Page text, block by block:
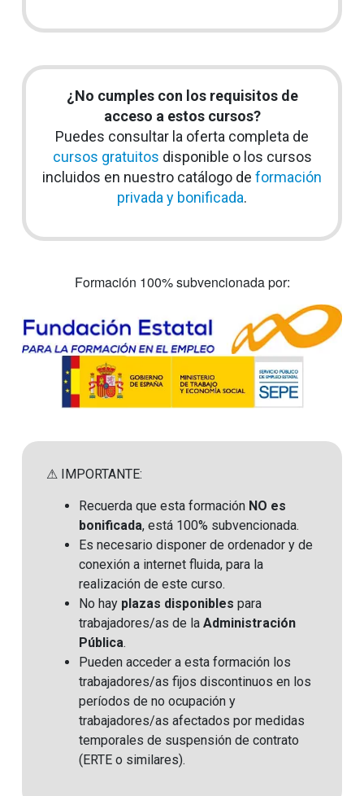
¿No cumples con los requisitos de
acceso a estos cursos?
Puedes consultar la oferta completa de
cursos gratuitos disponible o los cursos
incluidos en nuestro catálogo de formación
privada y bonificada.
Formación 100% subvencionada por:
⚠ IMPORTANTE:
Recuerda que esta formación NO es
bonificada, está 100% subvencionada.
Es necesario disponer de ordenador y de
conexión a internet fluida, para la
realización de este curso.
No hay plazas disponibles para
trabajadores/as de la Administración
Pública.
Pueden acceder a esta formación los
trabajadores/as fijos discontinuos en los
períodos de no ocupación y
trabajadores/as afectados por medidas
temporales de suspensión de contrato
(ERTE o similares).